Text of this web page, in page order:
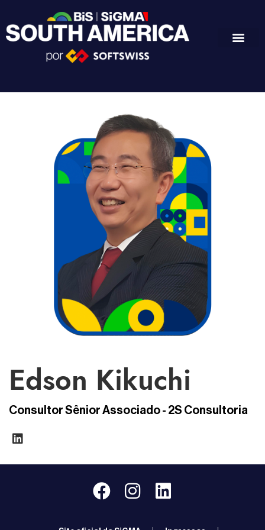
Edson Kikuchi
Consultor Sênior Associado - 2S Consultoria